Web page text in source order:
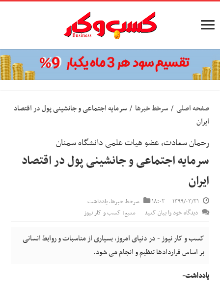
صفحه اصلی / سرخط خبرها / سرمایه اجتماعی و جانشینی پول در اقتصاد
ایران
رحمان سعادت، عضو هیات علمی دانشگاه سمنان
سرمایه اجتماعی و جانشینی پول در اقتصاد
ایران
۱۳۹۹/۰۳/۳۱ ۱۸:۰۳ سرخط خبرها,یادداشت
دیدگاه خود را بیان کنید
منبع: کسب و کار نیوز
کسب و کار نیوز - در دنیای امروز، بسیاری از مناسبات و روابط انسانی
بر اساس قراردادها تنظیم و انجام می شود.
یادداشت-